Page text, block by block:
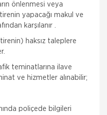
önlenmesi veya
yapacağı makul ve
karşılanır .
haksız taleplere
teminatlarına ilave
ve hizmetler alınabilir;
poliçede bilgileri